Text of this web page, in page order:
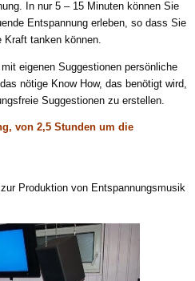
In nur 5 – 15 Minuten können Sie
Entspannung erleben, so dass Sie
Kraft tanken können.
eigenen Suggestionen persönliche
nötige Know How, das benötigt wird,
Suggestionen zu erstellen.
von 2,5 Stunden um die
Produktion von Entspannungsmusik